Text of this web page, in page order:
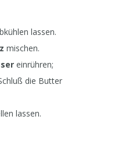
lassen.
mischen.
einrühren;
die Butter
lassen.